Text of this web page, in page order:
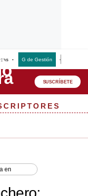
G de Gestión
SUSCRÍBETE
en